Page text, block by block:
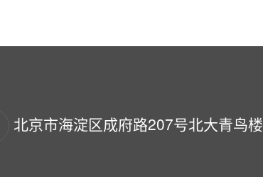
北京市海淀区成府路207号北大青鸟楼